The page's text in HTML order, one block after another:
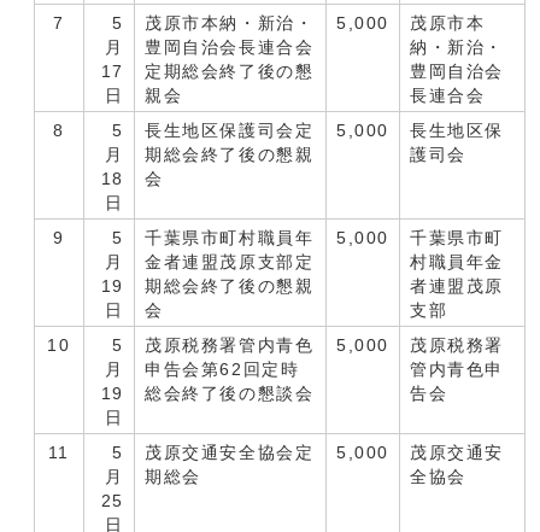
7
5
月
17
日
茂原市本納・新治・
豊岡自治会長連合会
定期総会終了後の懇
親会
5,000
茂原市本
納・新治・
豊岡自治会
長連合会
8
5
月
18
日
長生地区保護司会定
期総会終了後の懇親
会
5,000
長生地区保
護司会
9
5
月
19
日
千葉県市町村職員年
金者連盟茂原支部定
期総会終了後の懇親
会
5,000
千葉県市町
村職員年金
者連盟茂原
支部
10
5
月
19
日
茂原税務署管内青色
申告会第62回定時
総会終了後の懇談会
5,000
茂原税務署
管内青色申
告会
11
5
月
25
日
茂原交通安全協会定
期総会
5,000
茂原交通安
全協会